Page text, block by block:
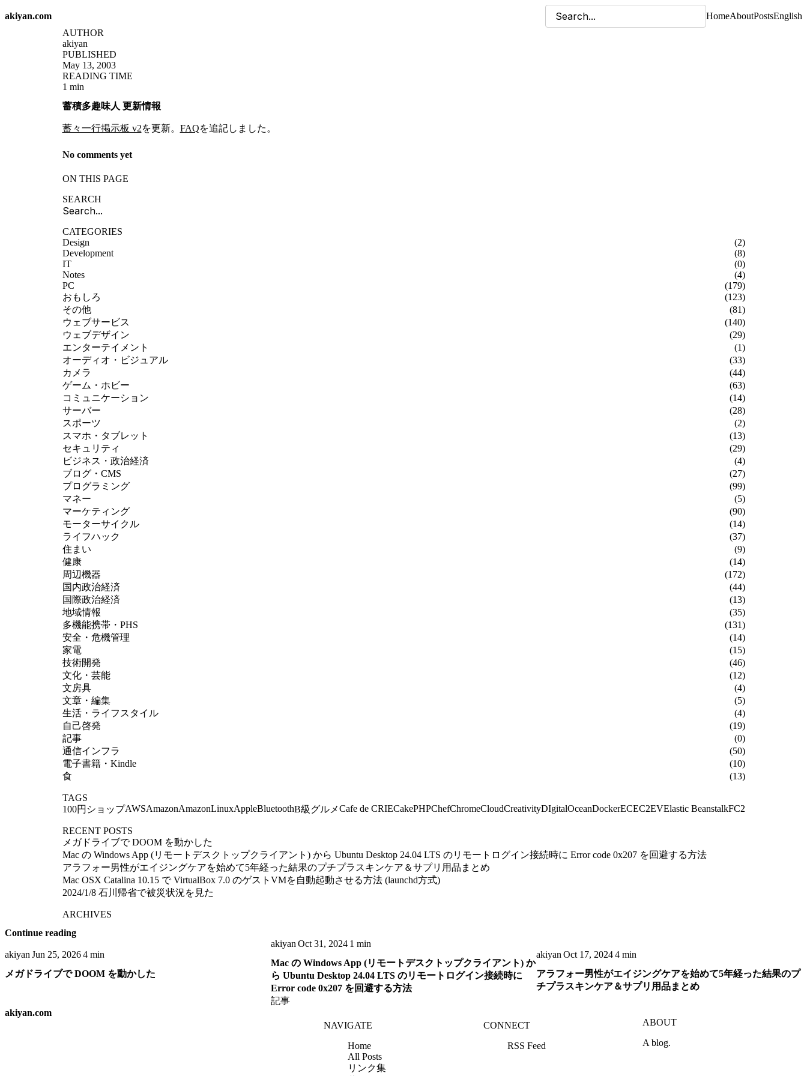
akiyan.com HomeAboutPostsEnglish
AUTHOR
akiyan
PUBLISHED
May 13, 2003
READING TIME
1 min
蓄積多趣味人 更新情報
蓄々一行掲示板 v2を更新。 FAQを追記しました。
No comments yet
ON THIS PAGE
SEARCH
CATEGORIES
Design
(2)
Development
(8)
IT
(0)
Notes
(4)
PC
(179)
おもしろ
(123)
その他
(81)
ウェブサービス
(140)
ウェブデザイン
(29)
エンターテイメント
(1)
オーディオ・ビジュアル
(33)
カメラ
(44)
ゲーム・ホビー
(63)
コミュニケーション
(14)
サーバー
(28)
スポーツ
(2)
スマホ・タブレット
(13)
セキュリティ
(29)
ビジネス・政治経済
(4)
ブログ・CMS
(27)
プログラミング
(99)
マネー
(5)
マーケティング
(90)
モーターサイクル
(14)
ライフハック
(37)
住まい
(9)
健康
(14)
周辺機器
(172)
国内政治経済
(44)
国際政治経済
(13)
地域情報
(35)
多機能携帯・PHS
(131)
安全・危機管理
(14)
家電
(15)
技術開発
(46)
文化・芸能
(12)
文房具
(4)
文章・編集
(5)
生活・ライフスタイル
(4)
自己啓発
(19)
記事
(0)
通信インフラ
(50)
電子書籍・Kindle
(10)
食
(13)
TAGS
100円ショップAWSAmazonAmazonLinuxAppleBluetoothB級グルメCafe de CRIECakePHPChefChromeCloudCreativityDIgitalOceanDockerECEC2EVElastic BeanstalkFC2
RECENT POSTS
メガドライブで DOOM を動かした
Mac の Windows App (リモートデスクトップクライアント) から Ubuntu Desktop 24.04 LTS のリモートログイン接続時に Error code 0x207 を回避する方法
アラフォー男性がエイジングケアを始めて5年経った結果のプチプラスキンケア＆サプリ用品まとめ
Mac OSX Catalina 10.15 で VirtualBox 7.0 のゲストVMを自動起動させる方法 (launchd方式)
2024/1/8 石川帰省で被災状況を見た
ARCHIVES
Continue reading
akiyan Jun 25, 20264 min
メガドライブで DOOM を動かした
akiyan Oct 31, 2024 1 min
Mac の Windows App (リモートデスクトップクライアント) か
ら Ubuntu Desktop 24.04 LTS のリモートログイン接続時に
Error code 0x207 を回避する方法
記事
akiyan Oct 17, 20244 min
アラフォー男性がエイジングケアを始めて5年経った結果のプ
チプラスキンケア＆サプリ用品まとめ
akiyan.com
NAVIGATE
Home
All Posts
リンク集
CONNECT
RSS Feed
ABOUT
A blog.